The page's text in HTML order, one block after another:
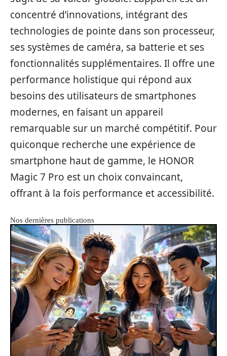
concentré d’innovations, intégrant des
technologies de pointe dans son processeur,
ses systèmes de caméra, sa batterie et ses
fonctionnalités supplémentaires. Il offre une
performance holistique qui répond aux
besoins des utilisateurs de smartphones
modernes, en faisant un appareil
remarquable sur un marché compétitif. Pour
quiconque recherche une expérience de
smartphone haut de gamme, le HONOR
Magic 7 Pro est un choix convaincant,
offrant à la fois performance et accessibilité.
Nos dernières publications